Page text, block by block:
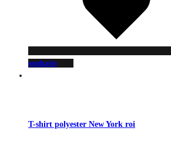
souhaits
T-shirt polyester New York roi